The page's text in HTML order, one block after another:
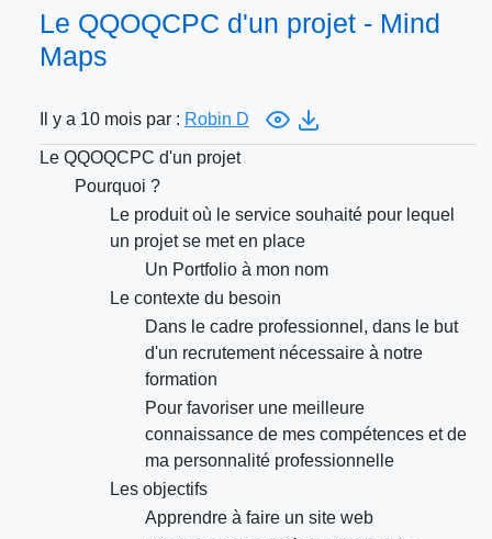
Le QQOQCPC d'un projet - Mind
Maps
Il y a 10 mois par : Robin D
Le QQOQCPC d'un projet
Pourquoi ?
Le produit où le service souhaité pour lequel
un projet se met en place
Un Portfolio à mon nom
Le contexte du besoin
Dans le cadre professionnel, dans le but
d'un recrutement nécessaire à notre
formation
Pour favoriser une meilleure
connaissance de mes compétences et de
ma personnalité professionnelle
Les objectifs
Apprendre à faire un site web